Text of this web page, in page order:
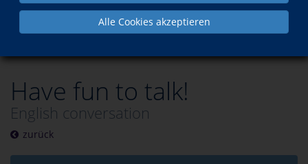
Alle Cookies akzeptieren
Sprachen Englisch
Have fun to talk!
English conversation
zurück